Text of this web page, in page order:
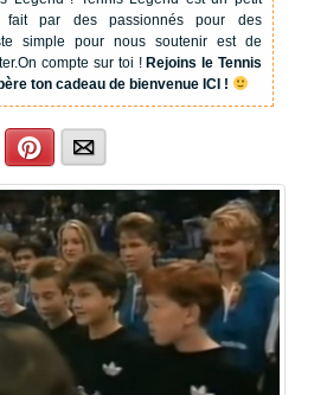
fait par des passionnés pour des
simple pour nous soutenir est de
On compte sur toi !Rejoins le Tennis
ton cadeau de bienvenue ICI !
Pinterest